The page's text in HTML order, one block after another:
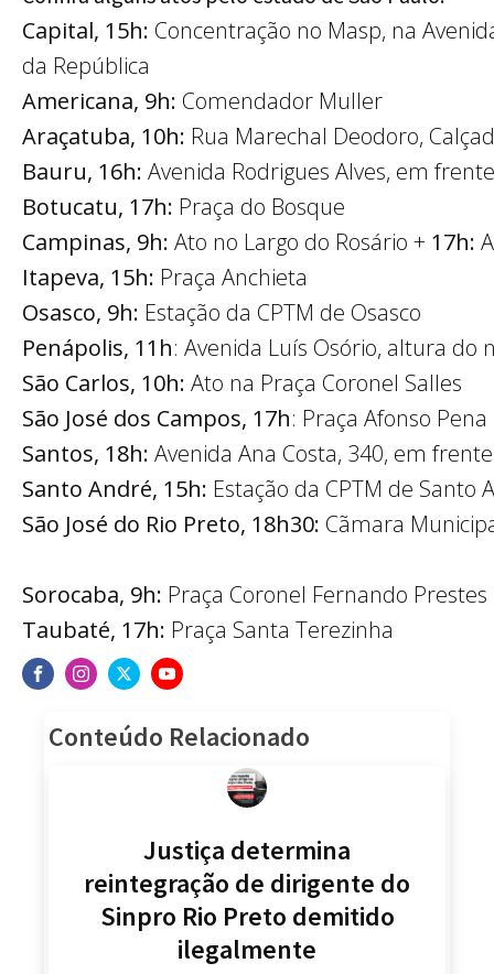
Capital, 15h: Concentração no Masp, na
da República
Americana, 9h: Comendador Muller
Araçatuba, 10h: Rua Marechal Deodoro,
Bauru, 16h: Avenida Rodrigues Alves, em
Botucatu, 17h: Praça do Bosque
Campinas, 9h: Ato no Largo do Rosário + 17h:
Itapeva, 15h: Praça Anchieta
Osasco, 9h: Estação da CPTM de Osasco
Penápolis, 11h: Avenida Luís Osório, altura do
São Carlos, 10h: Ato na Praça Coronel Salles
São José dos Campos, 17h: Praça Afonso Pena
Santos, 18h: Avenida Ana Costa, 340, em
Santo André, 15h: Estação da CPTM de Santo
São José do Rio Preto, 18h30: Cãmara
Sorocaba, 9h: Praça Coronel Fernando Prestes
Taubaté, 17h: Praça Santa Terezinha
Conteúdo Relacionado
Justiça determina
reintegração de dirigente do
Sinpro Rio Preto demitido
ilegalmente